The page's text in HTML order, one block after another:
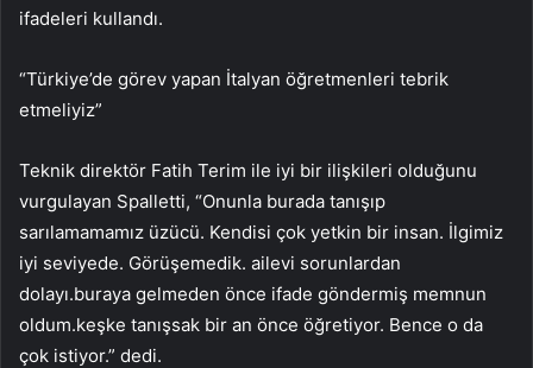
ifadeleri kullandı.
“Türkiye’de görev yapan İtalyan öğretmenleri tebrik
etmeliyiz”
Teknik direktör Fatih Terim ile iyi bir ilişkileri olduğunu
vurgulayan Spalletti, “Onunla burada tanışıp
sarılamamamız üzücü. Kendisi çok yetkin bir insan. İlgimiz
iyi seviyede. Görüşemedik. ailevi sorunlardan
dolayı.buraya gelmeden önce ifade göndermiş memnun
oldum.keşke tanışsak bir an önce öğretiyor. Bence o da
çok istiyor.” dedi.